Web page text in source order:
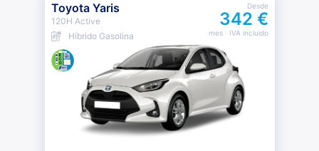
Toyota Yaris
120H Active
Híbrido Gasolina
Desde
342 €
mes· IVA incluido